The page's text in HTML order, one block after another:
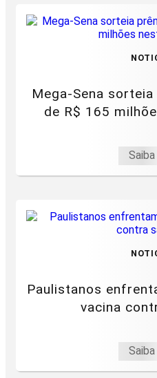
Mega-Sena
de R$ 165
Paulistanos
vacina